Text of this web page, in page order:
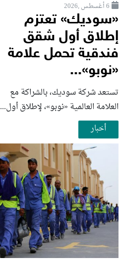
6 أغسطس ,2026
«سوديك» تعتزم
إطلاق أول شقق
فندقية تحمل علامة
«نوبو»...
تستعد شركة سوديك، بالشراكة مع
العلامة العالمية «نوبو»، لإطلاق أول...
أخبار